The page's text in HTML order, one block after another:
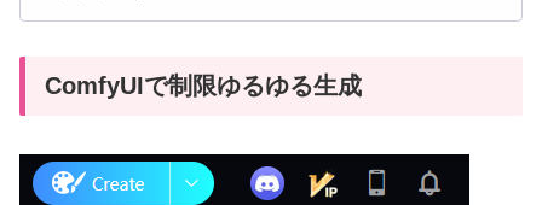
ComfyUIで制限ゆるゆる生成